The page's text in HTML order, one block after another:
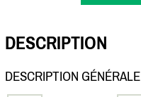
DESCRIPTION
DESCRIPTION GÉNÉRALE